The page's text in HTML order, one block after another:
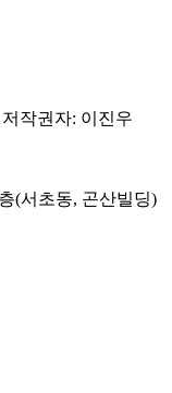
작권자: 이진우
(서초동, 곤산빌딩)